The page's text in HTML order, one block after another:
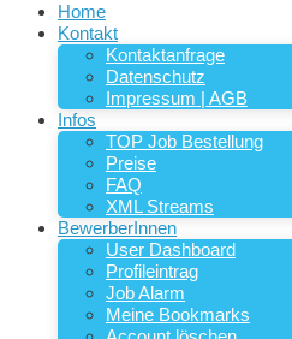
Home
Kontakt
Kontaktanfrage
Datenschutz
Impressum | AGB
Infos
TOP Job Bestellung
Preise
FAQ
XML Streams
BewerberInnen
User Dashboard
Profileintrag
Job Alarm
Meine Bookmarks